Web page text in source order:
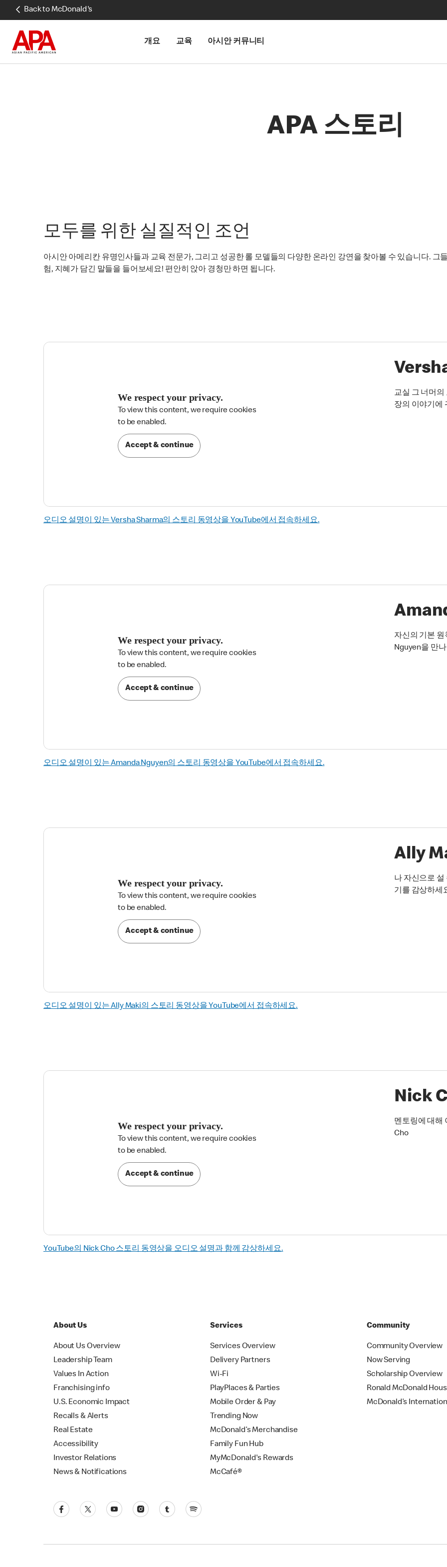
Back to McDonald's
개요 교육 아시안 커뮤니티
APA 스토리
모두를 위한 실질적인 조언
아시안 아메리칸 유명인사들과 교육 전문가, 그리고 성공한 롤 모델들의 다양한 온라인 강연을 찾아볼 수 있습니다. 그
험, 지혜가 담긴 말들을 들어보세요! 편안히 앉아 경청만 하면 됩니다.
We respect your privacy.
To view this content, we require cookies
to be enabled.
Accept & continue
교실 그 너머의
장의 이야기에
오디오 설명이 있는 Versha Sharma의 스토리 동영상을 YouTube에서 접속하세요.
We respect your privacy.
To view this content, we require cookies
to be enabled.
Accept & continue
자신의 기본
Nguyen을 만
오디오 설명이 있는 Amanda Nguyen의 스토리 동영상을 YouTube에서 접속하세요.
We respect your privacy.
To view this content, we require cookies
to be enabled.
Accept & continue
Ally
나 자신으로 설
기를 감상하세
오디오 설명이 있는 Ally Maki의 스토리 동영상을 YouTube에서 접속하세요.
We respect your privacy.
To view this content, we require cookies
to be enabled.
Accept & continue
Nick
멘토링에 대해
Cho
YouTube의 Nick Cho 스토리 동영상을 오디오 설명과 함께 감상하세요.
About Us
About Us Overview
Leadership Team
Values In Action
Franchising info
U.S. Economic Impact
Recalls & Alerts
Real Estate
Accessibility
Investor Relations
News & Notifications
Services
Services Overview
Delivery Partners
Wi-Fi
PlayPlaces & Parties
Mobile Order & Pay
Trending Now
McDonald’s Merchandise
Family Fun Hub
MyMcDonald's Rewards
McCafé®
Community
Community Overview
Now Serving
Scholarship Overview
Ronald McDonald
McDonald’s